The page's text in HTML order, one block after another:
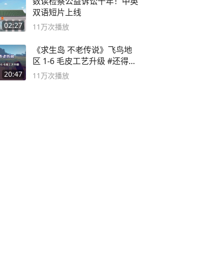
02:27
双语短片上线
11万次播放
20:47
《求生岛 不老传说》飞鸟地
区 1-6 毛皮工艺升级 #还得是
主机大作
11万次播放